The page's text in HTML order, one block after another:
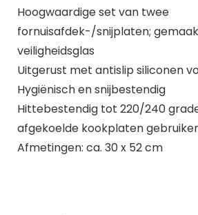
Hoogwaardige set van twee
fornuisafdek-/snijplaten;
veiligheidsglas
Uitgerust met antislip siliconen
Hygiënisch en snijbestendig
Hittebestendig tot 220/240
afgekoelde kookplaten
Afmetingen: ca. 30 x 52 cm